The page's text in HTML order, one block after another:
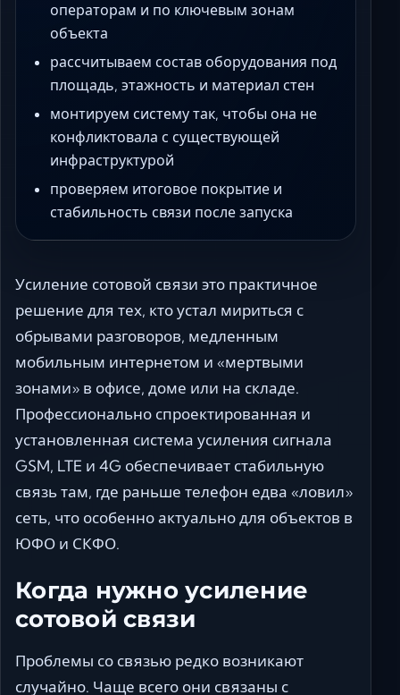
операторам и по ключевым зонам
объекта
рассчитываем состав оборудования под
площадь, этажность и материал стен
монтируем систему так, чтобы она не
конфликтовала с существующей
инфраструктурой
проверяем итоговое покрытие и
стабильность связи после запуска
Усиление сотовой связи это практичное
решение для тех, кто устал мириться с
обрывами разговоров, медленным
мобильным интернетом и «мертвыми
зонами» в офисе, доме или на складе.
Профессионально спроектированная и
установленная система усиления сигнала
GSM, LTE и 4G обеспечивает стабильную
связь там, где раньше телефон едва «ловил»
сеть, что особенно актуально для объектов в
ЮФО и СКФО.
Когда нужно усиление
сотовой связи
Проблемы со связью редко возникают
случайно. Чаще всего они связаны с